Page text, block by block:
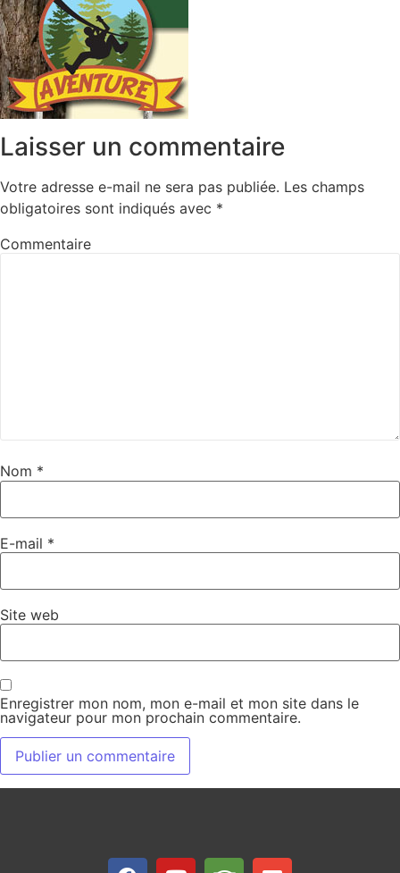
Laisser un commentaire
Votre adresse e-mail ne sera pas publiée. Les champs
obligatoires sont indiqués avec *
Commentaire
Nom *
E-mail *
Site web
Enregistrer mon nom, mon e-mail et mon site dans le
navigateur pour mon prochain commentaire.